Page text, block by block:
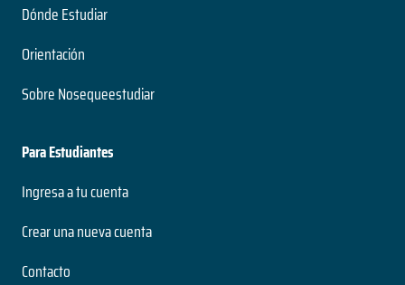
Dónde Estudiar
Orientación
Sobre Nosequeestudiar
Para Estudiantes
Ingresa a tu cuenta
Crear una nueva cuenta
Contacto